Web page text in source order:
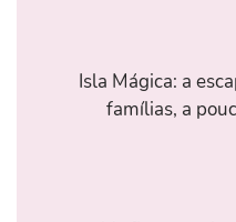
Isla Mágica: a
famílias, a